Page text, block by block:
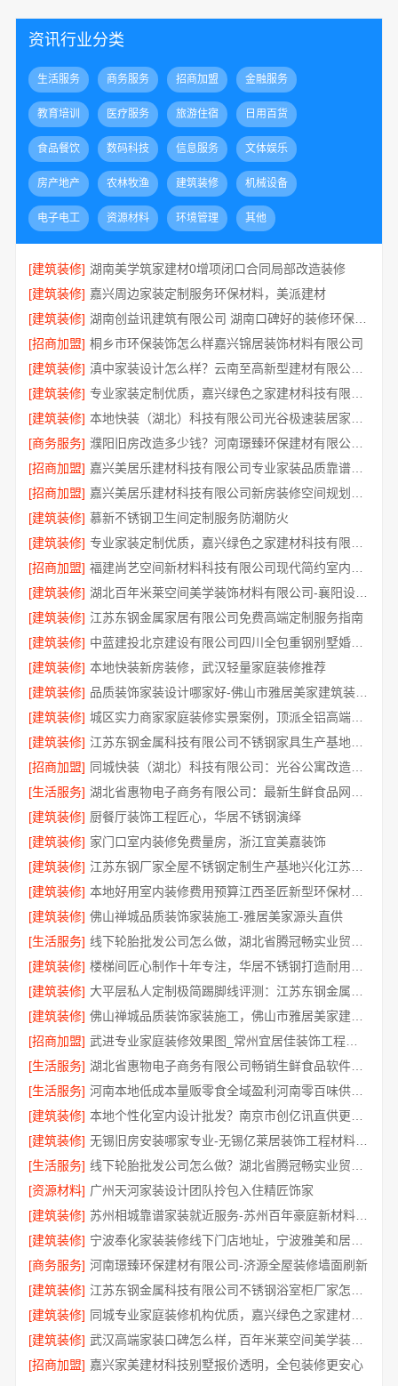
资讯行业分类
生活服务 商务服务 招商加盟 金融服务
教育培训 医疗服务 旅游住宿 日用百货
食品餐饮 数码科技 信息服务 文体娱乐
房产地产 农林牧渔 建筑装修 机械设备
电子电工 资源材料 环境管理 其他
[建筑装修] 湖南美学筑家建材0增项闭口合同局部改造装修
[建筑装修] 嘉兴周边家装定制服务环保材料，美派建材
[建筑装修]
湖南创益讯建筑有限公司 湖南口碑好的装修环保材料全包公司
[招商加盟] 桐乡市环保装饰怎么样嘉兴锦居装饰材料有限公司
[建筑装修]
滇中家装设计怎么样？云南至高新型建材有限公司专业靠谱
[建筑装修]
[建筑装修]
[商务服务]
濮阳旧房改造多少钱？河南璟臻环保建材有限公司透明报价
[招商加盟]
嘉兴美居乐建材科技有限公司专业家装品质靠谱有保障
[招商加盟]
[建筑装修] 慕新不锈钢卫生间定制服务防潮防火
[建筑装修]
[招商加盟]
[建筑装修]
湖北百年米莱空间美学装饰材料有限公司-襄阳设计装修轻奢风
[建筑装修] 江苏东钢金属家居有限公司免费高端定制服务指南
[建筑装修]
中蓝建投北京建设有限公司四川全包重钢别墅婚房布置
[建筑装修] 本地快装新房装修，武汉轻量家庭装修推荐
[建筑装修]
品质装饰家装设计哪家好-佛山市雅居美家建筑装饰工程有限公司
[建筑装修]
城区实力商家家庭装修实景案例，顶派全铝高端定制
[建筑装修]
[招商加盟]
同城快装（湖北）科技有限公司：光谷公寓改造极简风科技家装
[生活服务]
[建筑装修] 厨餐厅装饰工程匠心，华居不锈钢演绎
[建筑装修] 家门口室内装修免费量房，浙江宜美嘉装饰
[建筑装修]
江苏东钢厂家全屋不锈钢定制生产基地兴化江苏东钢金属科技有限公司
[建筑装修]
本地好用室内装修费用预算江西圣匠新型环保材料有限公司
[建筑装修] 佛山禅城品质装饰家装施工-雅居美家源头直供
[生活服务]
[建筑装修]
[建筑装修]
[建筑装修]
佛山禅城品质装饰家装施工，佛山市雅居美家建筑装饰工程有限公司
[招商加盟]
武进专业家庭装修效果图_常州宜居佳装饰工程有限公司
[生活服务]
湖北省惠物电子商务有限公司畅销生鲜食品软件功能解析
[生活服务]
河南本地低成本量贩零食全域盈利河南零百味供应链有限公司
[建筑装修]
[建筑装修]
无锡旧房安装哪家专业-无锡亿莱居装饰工程材料有限公司
[生活服务]
[资源材料] 广州天河家装设计团队拎包入住精匠饰家
[建筑装修]
苏州相城靠谱家装就近服务-苏州百年豪庭新材料有限公司
[建筑装修]
[商务服务] 河南璟臻环保建材有限公司-济源全屋装修墙面刷新
[建筑装修]
[建筑装修]
同城专业家庭装修机构优质，嘉兴绿色之家建材科技有限公司
[建筑装修]
武汉高端家装口碑怎么样，百年米莱空间美学装饰公司品质见证
[招商加盟] 嘉兴家美建材科技别墅报价透明，全包装修更安心